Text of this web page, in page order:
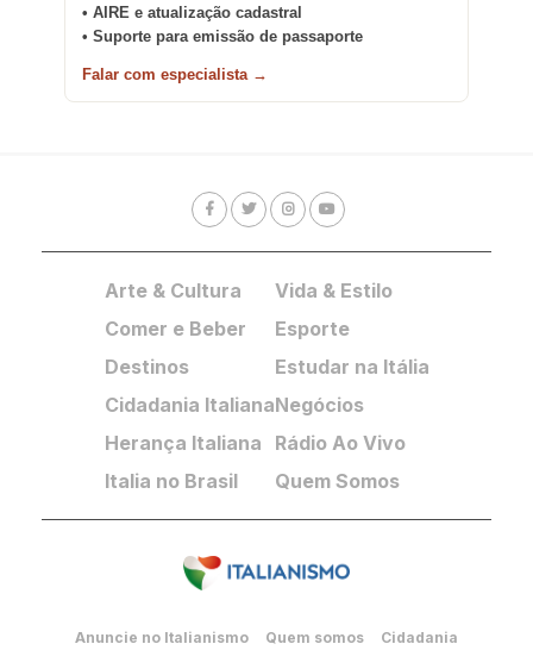
• AIRE e atualização cadastral
• Suporte para emissão de passaporte
Falar com especialista →
Arte & Cultura
Comer e Beber
Destinos
Cidadania Italiana
Herança Italiana
Italia no Brasil
Vida & Estilo
Esporte
Estudar na Itália
Negócios
Rádio Ao Vivo
Quem Somos
Anuncie no Italianismo Quem somos Cidadania